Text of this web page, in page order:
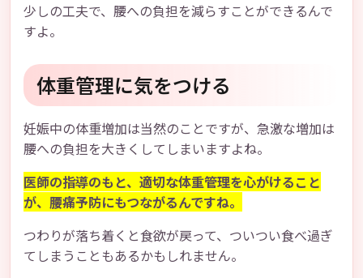
少しの工夫で、腰への負担を減らすことができるんで
すよ。
体重管理に気をつける
妊娠中の体重増加は当然のことですが、急激な増加は
腰への負担を大きくしてしまいますよね。
医師の指導のもと、適切な体重管理を心がけること
が、腰痛予防にもつながるんですね。
つわりが落ち着くと食欲が戻って、ついつい食べ過ぎ
てしまうこともあるかもしれません。